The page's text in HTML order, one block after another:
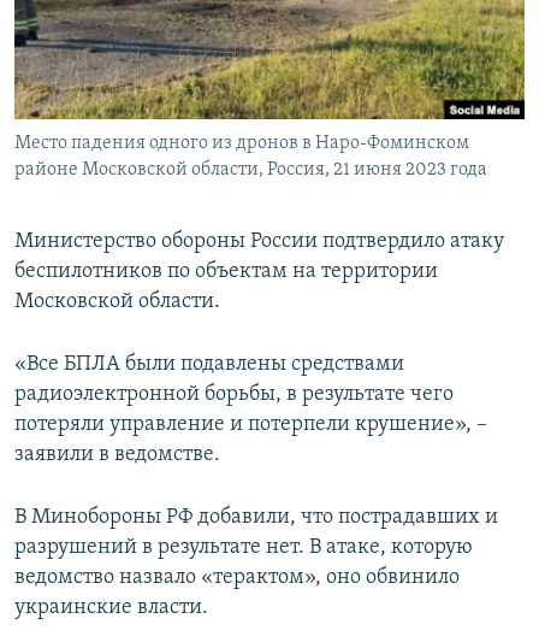
ПОБЕДИТЕЛЕЙ НЕ СУДЯТ?
КРЫМ.НЕПОКОРЕННЫЙ
ELIFBE
УКРАИНСКАЯ ПРОБЛЕМА КРЫМА
ПРИСОЕДИНЯЙТЕСЬ!
Место падения одного из дронов в Наро-Фоминском
районе Московской области, Россия, 21 июня 2023 года
Министерство обороны России подтвердило атаку
беспилотников по объектам на территории
Московской области.
«Все БПЛА были подавлены средствами
радиоэлектронной борьбы, в результате чего
потеряли управление и потерпели крушение», –
заявили в ведомстве.
В Минобороны РФ добавили, что пострадавших и
разрушений в результате нет. В атаке, которую
ведомство назвало «терактом», оно обвинило
украинские власти.